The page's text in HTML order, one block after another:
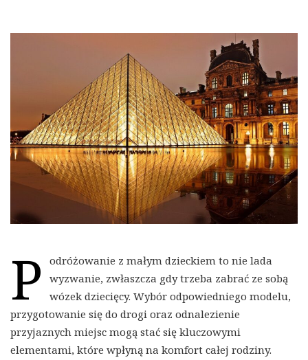
P
odróżowanie z małym dzieckiem to nie lada
wyzwanie, zwłaszcza gdy trzeba zabrać ze sobą
wózek dziecięcy. Wybór odpowiedniego modelu,
przygotowanie się do drogi oraz odnalezienie
przyjaznych miejsc mogą stać się kluczowymi
elementami, które wpłyną na komfort całej rodziny.